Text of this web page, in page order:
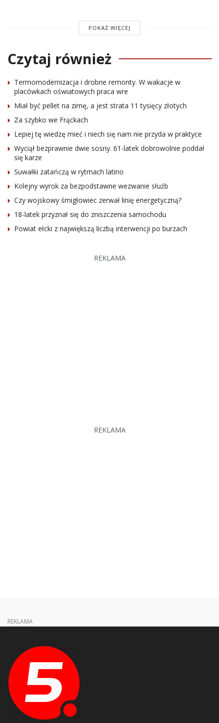
POKAŻ WIĘCEJ
Czytaj również
Termomodernizacja i drobne remonty. W wakacje w
placówkach oświatowych praca wre
Miał być pellet na zimę, a jest strata 11 tysięcy złotych
Za szybko we Frąckach
Lepiej tę wiedzę mieć i niech się nam nie przyda w praktyce
Wyciął bezprawnie dwie sosny. 61-latek dobrowolnie poddał
się karze
Suwałki zatańczą w rytmach latino
Kolejny wyrok za bezpodstawne wezwanie służb
Czy wojskowy śmigłowiec zerwał linię energetyczną?
18-latek przyznał się do zniszczenia samochodu
Powiat ełcki z największą liczbą interwencji po burzach
REKLAMA
REKLAMA
REKLAMA